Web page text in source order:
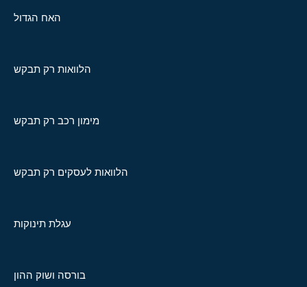
האח הגדול
הלוואות רק תבקש
מימון רכב רק תבקש
הלוואות לעסקים רק תבקש
עגלת תינוקות
בורסה ושוק ההון